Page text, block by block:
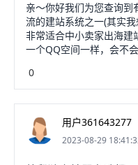
亲～你好我们为您查询
流的建站系统之一(其实
非常适合中小卖家出海建
一个QQ空间一样，会不
时间上有差别，但是别纠
建站系统了(相对，相对
的)。
化，各种功能需要自己
站系统之一，后期做优
要求极高，需要有专业
光稳定的服务器一年就是
0
用户361643277
2023-08-29